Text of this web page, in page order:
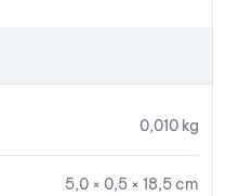
0,010 kg
5,0 × 0,5 × 18,5 cm